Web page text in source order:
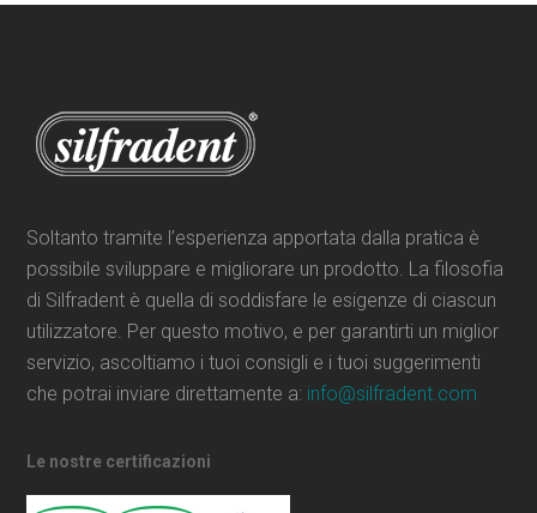
Soltanto tramite l’esperienza apportata dalla pratica è
possibile sviluppare e migliorare un prodotto. La filosofia
di Silfradent è quella di soddisfare le esigenze di ciascun
utilizzatore. Per questo motivo, e per garantirti un miglior
servizio, ascoltiamo i tuoi consigli e i tuoi suggerimenti
che potrai inviare direttamente a: info@silfradent.com
Le nostre certificazioni